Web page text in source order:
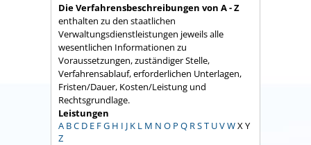
Die Verfahrensbeschreibungen von A - Z
enthalten zu den staatlichen
Verwaltungsdienstleistungen jeweils alle
wesentlichen Informationen zu
Voraussetzungen, zuständiger Stelle,
Verfahrensablauf, erforderlichen Unterlagen,
Fristen/Dauer, Kosten/Leistung und
Rechtsgrundlage.
Leistungen
A BC D E FG H I J K L M N O P Q RST UVWX Y
Z